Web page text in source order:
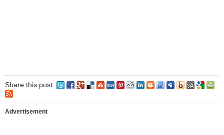
Share this post:
Advertisement